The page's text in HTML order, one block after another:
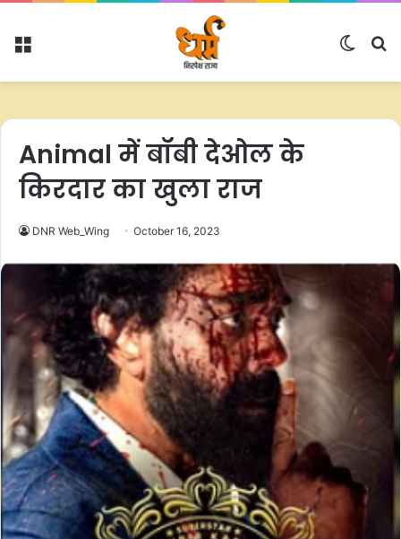
Menu
Switch
Animal में बॉबी देओल के
किरदार का खुला राज
DNR Web_Wing October 16, 2023